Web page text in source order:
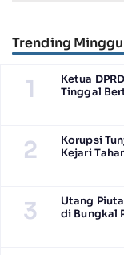
Trending
1
Ketua
Tinggal
2
Korupsi
Kejari
3
Utang
di Bungkal